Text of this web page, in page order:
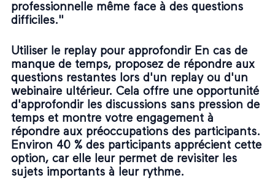
professionnelle même face à des questions
difficiles."
Utiliser le replay pour approfondir En cas de
manque de temps, proposez de répondre aux
questions restantes lors d'un replay ou d'un
webinaire ultérieur. Cela offre une opportunité
d'approfondir les discussions sans pression de
temps et montre votre engagement à
répondre aux préoccupations des participants.
Environ 40 % des participants apprécient cette
option, car elle leur permet de revisiter les
sujets importants à leur rythme.